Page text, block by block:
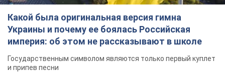
Какой была оригинальная версия гимна
Украины и почему ее боялась Российская
империя: об этом не рассказывают в школе
Государственным символом являются только первый куплет
и припев песни